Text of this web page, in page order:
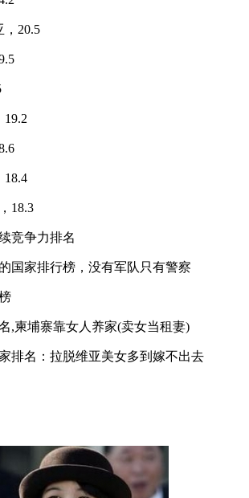
20.5
18.3
竞争力排名
国家排行榜，没有军队只有警察
,柬埔寨靠女人养家(卖女当租妻)
排名：拉脱维亚美女多到嫁不出去